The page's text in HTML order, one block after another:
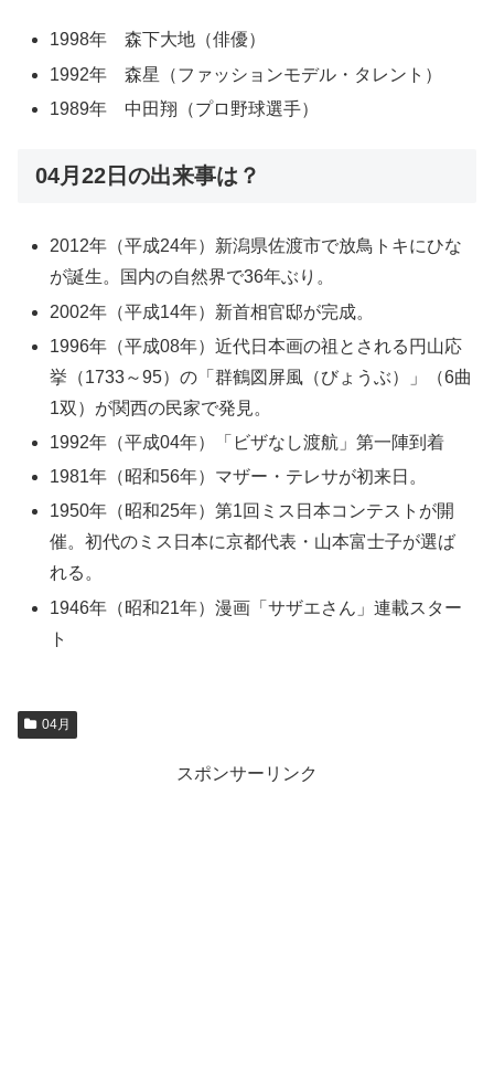
1998年 森下大地（俳優）
1992年 森星（ファッションモデル・タレント）
1989年 中田翔（プロ野球選手）
04月22日の出来事は？
2012年（平成24年）新潟県佐渡市で放鳥トキにひな
が誕生。国内の自然界で36年ぶり。
2002年（平成14年）新首相官邸が完成。
1996年（平成08年）近代日本画の祖とされる円山応
挙（1733～95）の「群鶴図屏風（びょうぶ）」（6曲
1双）が関西の民家で発見。
1992年（平成04年）「ビザなし渡航」第一陣到着
1981年（昭和56年）マザー・テレサが初来日。
1950年（昭和25年）第1回ミス日本コンテストが開
催。初代のミス日本に京都代表・山本富士子が選ば
れる。
1946年（昭和21年）漫画「サザエさん」連載スター
ト
04月
スポンサーリンク